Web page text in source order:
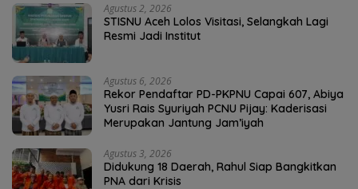
Agustus 2, 2026
STISNU Aceh Lolos Visitasi, Selangkah Lagi
Resmi Jadi Institut
Agustus 6, 2026
Rekor Pendaftar PD-PKPNU Capai 607, Abiya
Yusri Rais Syuriyah PCNU Pijay: Kaderisasi
Merupakan Jantung Jam’iyah
Agustus 3, 2026
Didukung 18 Daerah, Rahul Siap Bangkitkan
PNA dari Krisis